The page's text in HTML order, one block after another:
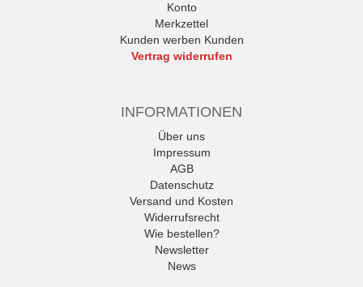
Konto
Merkzettel
Kunden werben Kunden
Vertrag widerrufen
INFORMATIONEN
Über uns
Impressum
AGB
Datenschutz
Versand und Kosten
Widerrufsrecht
Wie bestellen?
Newsletter
News